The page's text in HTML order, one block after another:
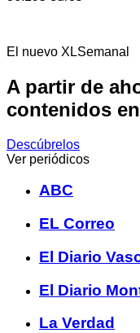
El nuevo XLSemanal
A partir de
contenidos
Descúbrelos
Ver periódicos
ABC
EL Correo
El Diario
El Diario
La Verdad